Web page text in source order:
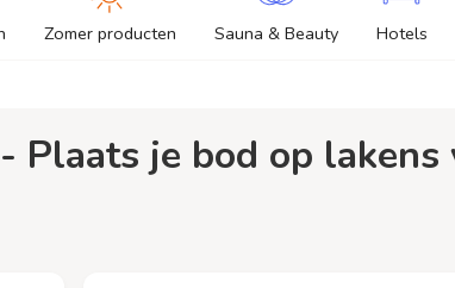
Zomer producten Sauna & Beauty Hotels